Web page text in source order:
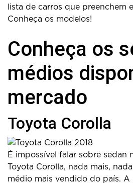
lista de carros que preenchem
Conheça os modelos!
Conheça os
médios
mercado
Toyota Corolla
É impossível falar sobre sedan
Toyota Corolla, nada mais,
médio mais vendido do país.